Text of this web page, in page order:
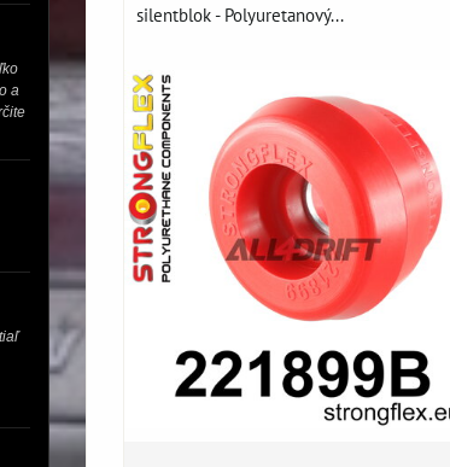
silentblok - Polyuretanový...
a